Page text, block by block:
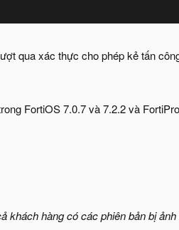
qua xác thực cho phép kẻ tấn
FortiOS 7.0.7 và 7.2.2 và
khách hàng có các phiên bản bị